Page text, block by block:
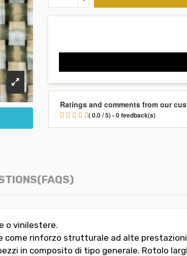
Ratings and comments from our
( 0.0 / 5) - 0 feedback(s)
o vinilestere.
come rinforzo strutturale ad alte
in composito di tipo generale. Rotolo